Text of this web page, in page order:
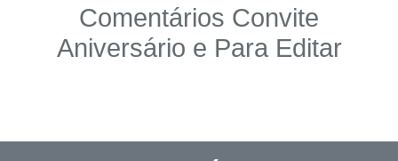
Comentários Convite
Aniversário e Para Editar